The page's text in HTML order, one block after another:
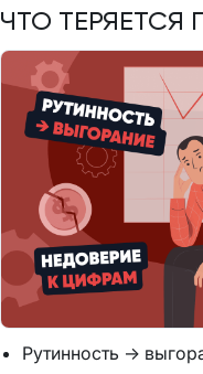
ЧТО
Рутинность →